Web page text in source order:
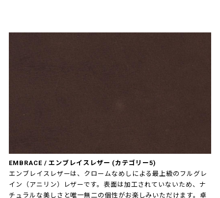
EMBRACE / エンブレイスレザー (カテゴリー5)
エンブレイスレザーは、クロームなめしによる最上級のフルグレ
イン（アニリン）レザーです。表面は加工されていないため、ナ
チュラルな美しさと唯一無二の個性がお楽しみいただけます。卓